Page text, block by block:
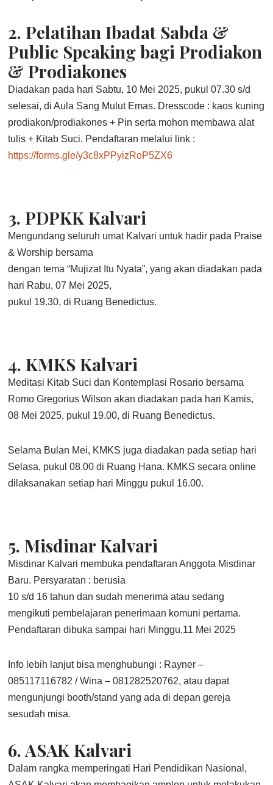
2. Pelatihan Ibadat Sabda &
Public Speaking bagi Prodiakon
& Prodiakones
Diadakan pada hari Sabtu, 10 Mei 2025, pukul 07.30 s/d
selesai, di Aula Sang Mulut Emas. Dresscode : kaos kuning
prodiakon/prodiakones + Pin serta mohon membawa alat
tulis + Kitab Suci. Pendaftaran melalui link :
https://forms.gle/y3c8xPPyizRoP5ZX6
3. PDPKK Kalvari
Mengundang seluruh umat Kalvari untuk hadir pada Praise
& Worship bersama
dengan tema “Mujizat Itu Nyata”, yang akan diadakan pada
hari Rabu, 07 Mei 2025,
pukul 19.30, di Ruang Benedictus.
4. KMKS Kalvari
Meditasi Kitab Suci dan Kontemplasi Rosario bersama
Romo Gregorius Wilson akan diadakan pada hari Kamis,
08 Mei 2025, pukul 19.00, di Ruang Benedictus.
Selama Bulan Mei, KMKS juga diadakan pada setiap hari
Selasa, pukul 08.00 di Ruang Hana. KMKS secara online
dilaksanakan setiap hari Minggu pukul 16.00.
5. Misdinar Kalvari
Misdinar Kalvari membuka pendaftaran Anggota Misdinar
Baru. Persyaratan : berusia
10 s/d 16 tahun dan sudah menerima atau sedang
mengikuti pembelajaran penerimaan komuni pertama.
Pendaftaran dibuka sampai hari Minggu,11 Mei 2025
Info lebih lanjut bisa menghubungi : Rayner –
085117116782 / Wina – 081282520762, atau dapat
mengunjungi booth/stand yang ada di depan gereja
sesudah misa.
6.ASAK Kalvari
Dalam rangka memperingati Hari Pendidikan Nasional,